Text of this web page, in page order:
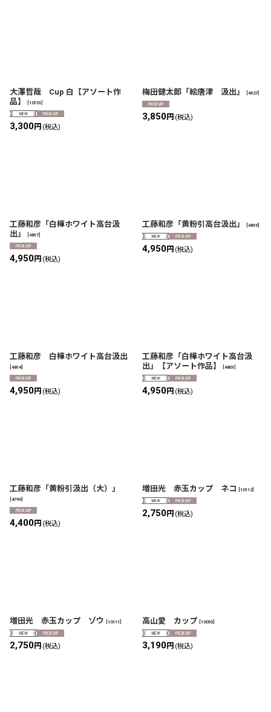
大澤哲哉 Cup 白【アソート作
品】
10701
3,300円 (税込)
梅田健太郎「絵唐津 汲出」 4927
3,850円 (税込)
工藤和彦「白樺ホワイト高台汲
出」
4817
4,950円 (税込)
工藤和彦「黄粉引高台汲出」 4815
4,950円 (税込)
工藤和彦 白樺ホワイト高台汲出
4814]
4,950円 (税込)
工藤和彦「白樺ホワイト高台汲
出」【アソート作品】
4801
4,950円 (税込)
工藤和彦「黄粉引汲出（大）」
4799
4,400円 (税込)
増田光 赤玉カップ ネコ 10112]
2,750円 (税込)
増田光 赤玉カップ ゾウ 10111
2,750円 (税込)
高山愛 カップ 10093
3,190円 (税込)